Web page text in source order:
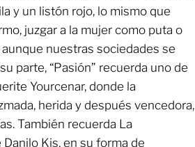
y un listón rojo, lo mismo que
juzgar a la mujer como puta o
nuestras sociedades se
parte, “Pasión” recuerda uno de
Yourcenar, donde la
herida y después vencedora,
También recuerda La
Kis, en su forma de